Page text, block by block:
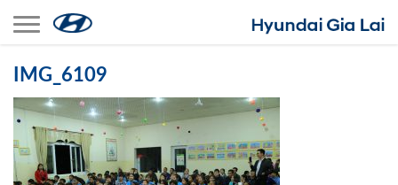
Toggle navigation
IMG_6109